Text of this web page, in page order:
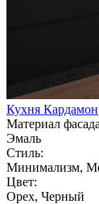
Кухня Кардамон
Материал
Эмаль
Стиль:
Минимализм,
Цвет:
Орех, Черный